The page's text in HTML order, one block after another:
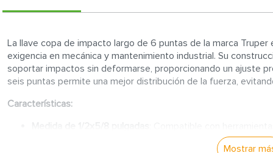
La llave copa de impacto largo de 6 puntas de la marca
exigencia en mecánica y mantenimiento industrial. Su
soportar impactos sin deformarse, proporcionando un ajuste
seis puntas permite una mejor distribución de la fuerza,
Características:
Mostrar